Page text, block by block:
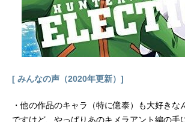
助：関俊彦食堂のお
子ヘムヘム：島田敏
リ子トモミ：江森浩
きこ稗田八方斎：飯
郎」より監督：河内
[ みんなの声（2020年更新）]
・他の作品のキャラ（特に億泰）も大好きな
ですけど、やっぱりあのキメラアント編の手